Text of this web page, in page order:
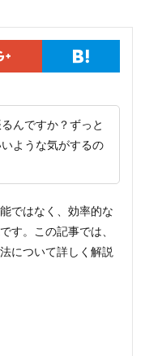
んですか？ずっと
ような気がするの
ではなく、効率的な
す。この記事では、
について詳しく解説